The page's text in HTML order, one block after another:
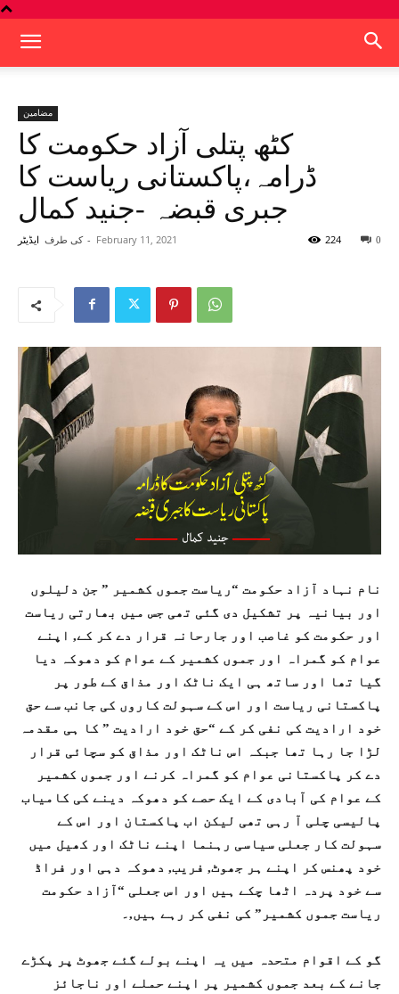
مضامین
کٹھ پتلی آزاد حکومت کا
ڈرامہ،پاکستانی ریاست کا
جبری قبضہ -جنید کمال
کی طرف ایڈیٹر - February 11, 2021 0
224
نام نہاد آزاد حکومت “ریاست جموں کشمیر ” جن دلیلوں
اور بیانیہ پر تشکیل دی گئی تھی جس میں بھارتی ریاست
اور حکومت کو غاصب اور جارحانہ قرار دے کر کے, اپنے
عوام کو گمراہ اور جموں کشمیر کے عوام کو دھوکہ دیا
گیا تھا اور ساتھ ہی ایک ناٹک اور مذاق کے طور پر
پاکستانی ریاست اور اس کے سہولت کاروں کی جانب سے حق
خود ارادیت کی نفی کر کے “حق خود ارادیت ” کا ہی مقدمہ
لڑا جا رہا تھا جبکہ اس ناٹک اور مذاق کو سچائی قرار
دے کر پاکستانی عوام کو گمراہ کرنے اور جموں کشمیر
کے عوام کی آبادی کے ایک حصے کو دھوکہ دینے کی کامیاب
پالیسی چلی آ رہی تھی لیکن اب پاکستان اور اس کے
سہولت کار جعلی سیاسی رہنما اپنے ناٹک اور کھیل میں
خود پھنس کر اپنے ہر جھوٹ, فریب, دھوکہ دہی اور فراڈ
سے خود پردہ اٹھا چکے ہیں اور اس جعلی “آزاد حکومت
ریاست جموں کشمیر” کی نفی کر رہے ہیں,۔
گو کے اقوام متحدہ میں یہ اپنے بولے گئے جھوٹ پر پکڑے
جانے کے بعد جموں کشمیر پر اپنے حملے اور ناجائز